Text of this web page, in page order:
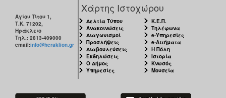
Αγίου Τίτου 1,
Τ.Κ. 71202,
Ηράκλειο
Τηλ.: 2813-409000
email:info@heraklion.gr
Χάρτης Ιστοχώρου
Δελτία Τύπου
Ανακοινώσεις
Διαγωνισμοί
Προσλήψεις
Διαβουλεύσεις
Εκδηλώσεις
Ο Δήμος
Υπηρεσίες
Κ.Ε.Π.
Τηλέφωνα
e-Υπηρεσίες
e-Αιτήματα
Η Πόλη
Ιστορία
Κνωσός
Μουσεία